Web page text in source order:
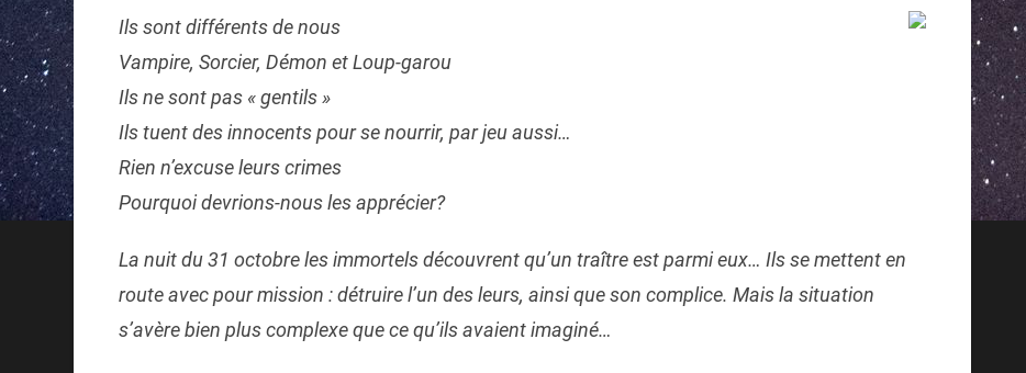
Ils sont différents de nous
Vampire, Sorcier, Démon et Loup-garou
Ils ne sont pas « gentils »
Ils tuent des innocents pour se nourrir, par jeu aussi…
Rien n’excuse leurs crimes
Pourquoi devrions-nous les apprécier?
La nuit du 31 octobre les immortels découvrent qu’un traître est parmi eux… Ils se mettent en
route avec pour mission : détruire l’un des leurs, ainsi que son complice. Mais la situation
s’avère bien plus complexe que ce qu’ils avaient imaginé…